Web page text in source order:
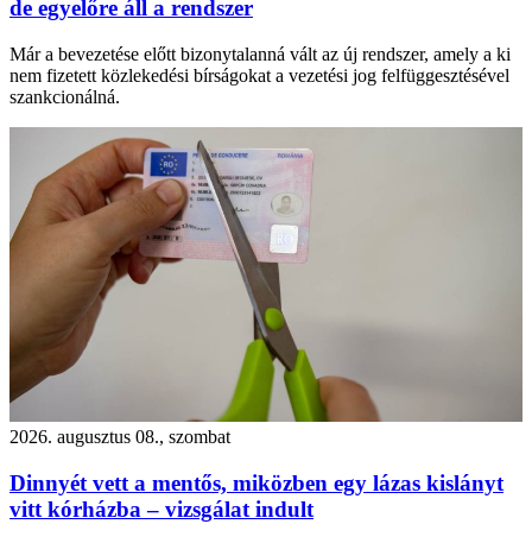
de egyelőre áll a rendszer
Már a bevezetése előtt bizonytalanná vált az új rendszer, amely a ki
nem fizetett közlekedési bírságokat a vezetési jog felfüggesztésével
szankcionálná.
2026. augusztus 08., szombat
Dinnyét vett a mentős, miközben egy lázas kislányt
vitt kórházba – vizsgálat indult